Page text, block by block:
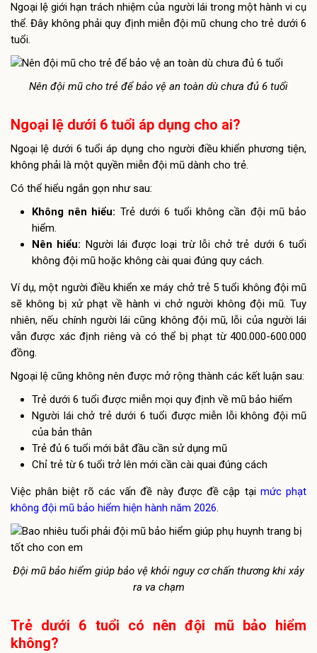
Ngoại lệ giới hạn trách nhiệm của người lái trong một hành vi cụ
thể. Đây không phải quy định miễn đội mũ chung cho trẻ dưới 6
tuổi.
Nên đội mũ cho trẻ để bảo vệ an toàn dù chưa đủ 6 tuổi
Ngoại lệ dưới 6 tuổi áp dụng cho ai?
Ngoại lệ dưới 6 tuổi áp dụng cho người điều khiển phương tiện,
không phải là một quyền miễn đội mũ dành cho trẻ.
Có thể hiểu ngắn gọn như sau:
Không nên hiểu: Trẻ dưới 6 tuổi không cần đội mũ bảo
hiểm.
Nên hiểu: Người lái được loại trừ lỗi chở trẻ dưới 6 tuổi
không đội mũ hoặc không cài quai đúng quy cách.
Ví dụ, một người điều khiển xe máy chở trẻ 5 tuổi không đội mũ
sẽ không bị xử phạt về hành vi chở người không đội mũ. Tuy
nhiên, nếu chính người lái cũng không đội mũ, lỗi của người lái
vẫn được xác định riêng và có thể bị phạt từ 400.000-600.000
đồng.
Ngoại lệ cũng không nên được mở rộng thành các kết luận sau:
Trẻ dưới 6 tuổi được miễn mọi quy định về mũ bảo hiểm
Người lái chở trẻ dưới 6 tuổi được miễn lỗi không đội mũ
của bản thân
Trẻ đủ 6 tuổi mới bắt đầu cần sử dụng mũ
Chỉ trẻ từ 6 tuổi trở lên mới cần cài quai đúng cách
Việc phân biệt rõ các vấn đề này được đề cập tại mức phạt
không đội mũ bảo hiểm hiện hành năm 2026.
Đội mũ bảo hiểm giúp bảo vệ khỏi nguy cơ chấn thương khi xảy
ra va chạm
Trẻ dưới 6 tuổi có nên đội mũ bảo hiểm
không?